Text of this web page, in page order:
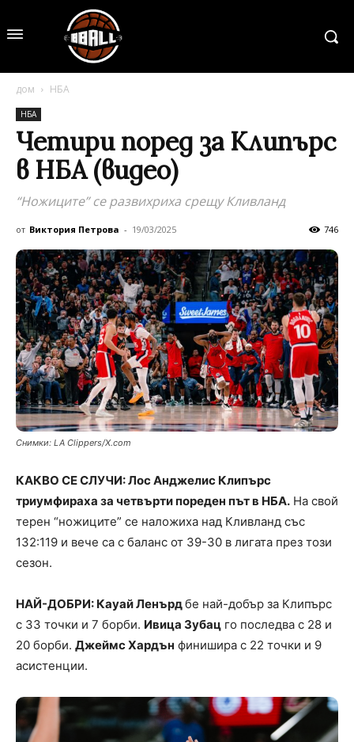
дом НБА
НБА
Четири поред за Клипърс
в НБА (видео)
“Ножиците” се развихриха срещу Кливланд
от Виктория Петрова - 19/03/2025 746
Снимки: LA Clippers/X.com
КАКВО СЕ СЛУЧИ: Лос Анджелис Клипърс
триумфираха за четвърти пореден път в НБА. На свой
терен “ножиците” се наложиха над Кливланд със
132:119 и вече са с баланс от 39-30 в лигата през този
сезон.
НАЙ-ДОБРИ: Кауай Ленърдбе най-добър за Клипърс
с 33 точки и 7 борби. Ивица Зубац го последва с 28 и
20 борби. Джеймс Хардън финишира с 22 точки и 9
асистенции.